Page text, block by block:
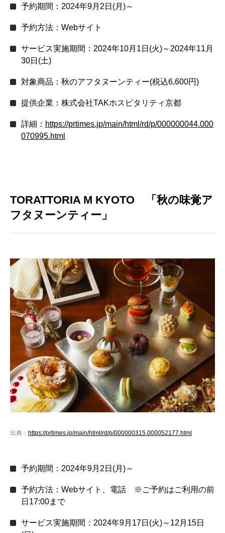
予約期間：2024年9月2日(月)～
予約方法：Webサイト
サービス実施期間：2024年10月1日(火)～2024年11月
30日(土)
対象商品：秋のアフタヌーンティー(税込6,600円)
提供企業：株式会社TAKホスピタリティ京都
詳細： https://prtimes.jp/main/html/rd/p/000000044.000
070995.html
TORATTORIA M KYOTO 「秋の味覚ア
フタヌーンティー」
出典： https://prtimes.jp/main/html/rd/p/000000315.000052177.html
予約期間：2024年9月2日(月)～
予約方法：Webサイト、電話 ※ご予約はご利用の前
日17:00まで
サービス実施期間：2024年9月17日(火)～12月15日